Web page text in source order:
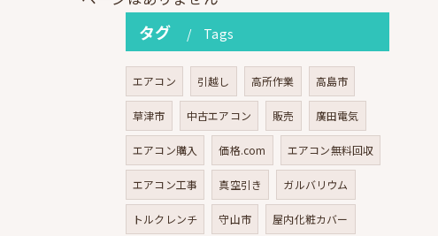
タグ Tags
エアコン 引越し 高所作業 高島市
草津市 中古エアコン 販売 廣田電気
エアコン購入 価格.com エアコン無料回収
エアコン工事 真空引き ガルバリウム
トルクレンチ 守山市 屋内化粧カバー